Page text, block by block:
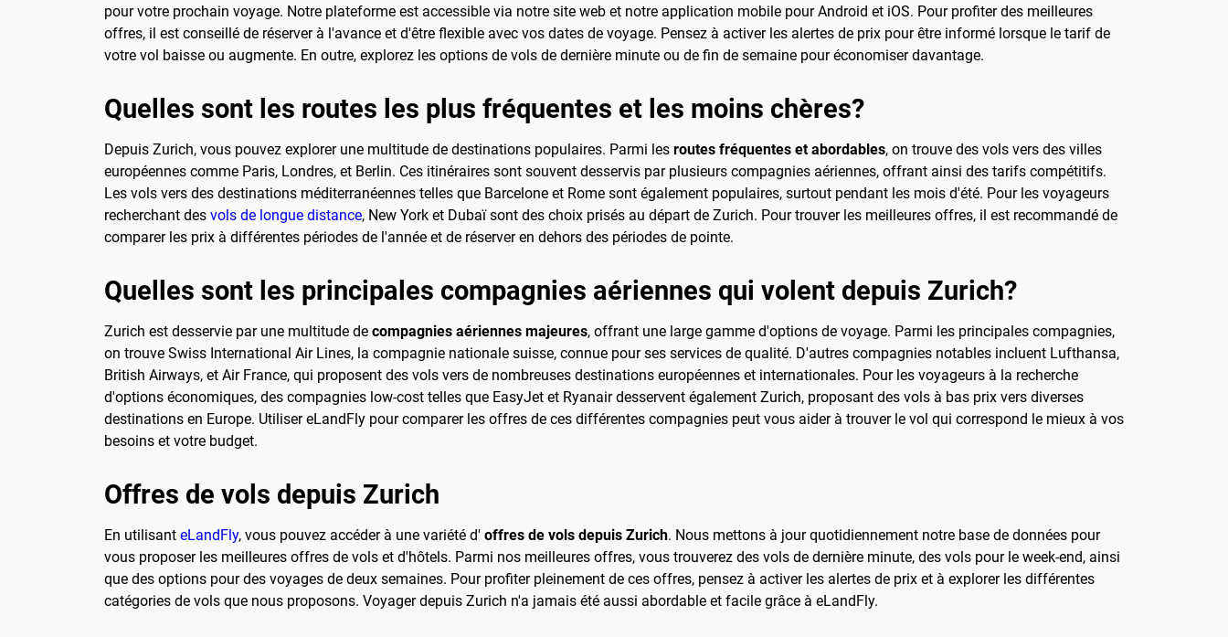
pour votre prochain voyage. Notre plateforme est accessible via notre site web et notre application mobile pour Android et iOS. Pour profiter des meilleures
offres, il est conseillé de réserver à l'avance et d'être flexible avec vos dates de voyage. Pensez à activer les alertes de prix pour être informé lorsque le tarif de
votre vol baisse ou augmente. En outre, explorez les options de vols de dernière minute ou de fin de semaine pour économiser davantage.
Quelles sont les routes les plus fréquentes et les moins chères?
Depuis Zurich, vous pouvez explorer une multitude de destinations populaires. Parmi les routes fréquentes et abordables, on trouve des vols vers des villes
européennes comme Paris, Londres, et Berlin. Ces itinéraires sont souvent desservis par plusieurs compagnies aériennes, offrant ainsi des tarifs compétitifs.
Les vols vers des destinations méditerranéennes telles que Barcelone et Rome sont également populaires, surtout pendant les mois d'été. Pour les voyageurs
recherchant des vols de longue distance, New York et Dubaï sont des choix prisés au départ de Zurich. Pour trouver les meilleures offres, il est recommandé de
comparer les prix à différentes périodes de l'année et de réserver en dehors des périodes de pointe.
Quelles sont les principales compagnies aériennes qui volent depuis Zurich?
Zurich est desservie par une multitude de compagnies aériennes majeures, offrant une large gamme d'options de voyage. Parmi les principales compagnies,
on trouve Swiss International Air Lines, la compagnie nationale suisse, connue pour ses services de qualité. D'autres compagnies notables incluent Lufthansa,
British Airways, et Air France, qui proposent des vols vers de nombreuses destinations européennes et internationales. Pour les voyageurs à la recherche
d'options économiques, des compagnies low-cost telles que EasyJet et Ryanair desservent également Zurich, proposant des vols à bas prix vers diverses
destinations en Europe. Utiliser eLandFly pour comparer les offres de ces différentes compagnies peut vous aider à trouver le vol qui correspond le mieux à vos
besoins et votre budget.
Offres de vols depuis Zurich
En utilisant eLandFly, vous pouvez accéder à une variété d' offres de vols depuis Zurich. Nous mettons à jour quotidiennement notre base de données pour
vous proposer les meilleures offres de vols et d'hôtels. Parmi nos meilleures offres, vous trouverez des vols de dernière minute, des vols pour le week-end, ainsi
que des options pour des voyages de deux semaines. Pour profiter pleinement de ces offres, pensez à activer les alertes de prix et à explorer les différentes
catégories de vols que nous proposons. Voyager depuis Zurich n'a jamais été aussi abordable et facile grâce à eLandFly.